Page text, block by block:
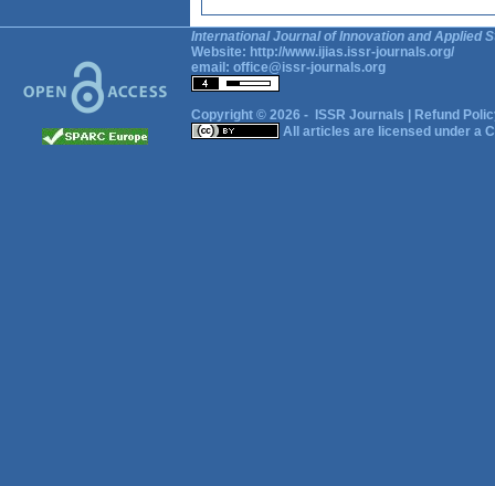
International Journal of Innovation and Applied
Website: http://www.ijias.issr-journals.org/
email: office@issr-journals.org
Copyright © 2026 - ISSR Journals
Refund
All articles are licensed under a